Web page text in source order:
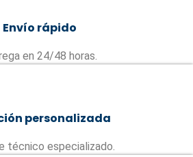
Envío rápido
en 24/48 horas.
personalizada
técnico especializado.